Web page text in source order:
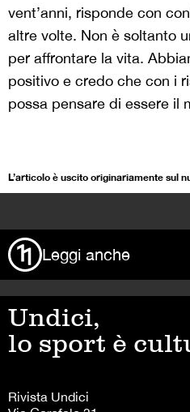
vent’anni, risponde con
altre volte. Non è soltanto
per affrontare la vita.
positivo e credo che con i
possa pensare di essere il
L’articolo è uscito originariamente sul
Leggi anche
Undici,
lo sport è
Rivista Undici